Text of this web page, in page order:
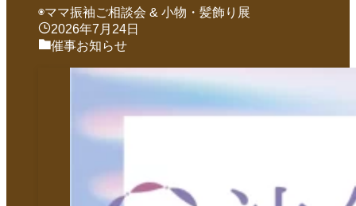
◉ママ振袖ご相談会 & 小物・髪飾り展
2026年7月24日
催事お知らせ